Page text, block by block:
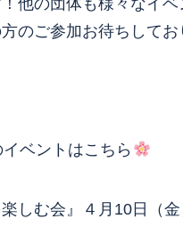
のご参加お待ちしてお
ベントはこちら
しむ会』４月10日（